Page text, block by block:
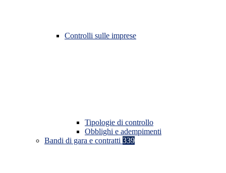
Controlli sulle imprese
Tipologie di controllo
Obblighi e adempimenti
Bandi di gara e contratti 339